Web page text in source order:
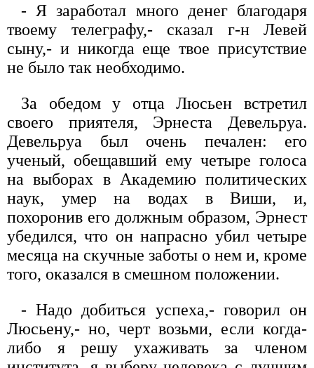
- Я заработал много денег благодаря
твоему телеграфу,- сказал г-н Левей
сыну,- и никогда еще твое присутствие
не было так необходимо.
За обедом у отца Люсьен встретил
своего приятеля, Эрнеста Девельруа.
Девельруа был очень печален: его
ученый, обещавший ему четыре голоса
на выборах в Академию политических
наук, умер на водах в Виши, и,
похоронив его должным образом, Эрнест
убедился, что он напрасно убил четыре
месяца на скучные заботы о нем и, кроме
того, оказался в смешном положении.
- Надо добиться успеха,- говорил он
Люсьену,- но, черт возьми, если когда-
либо я решу ухаживать за членом